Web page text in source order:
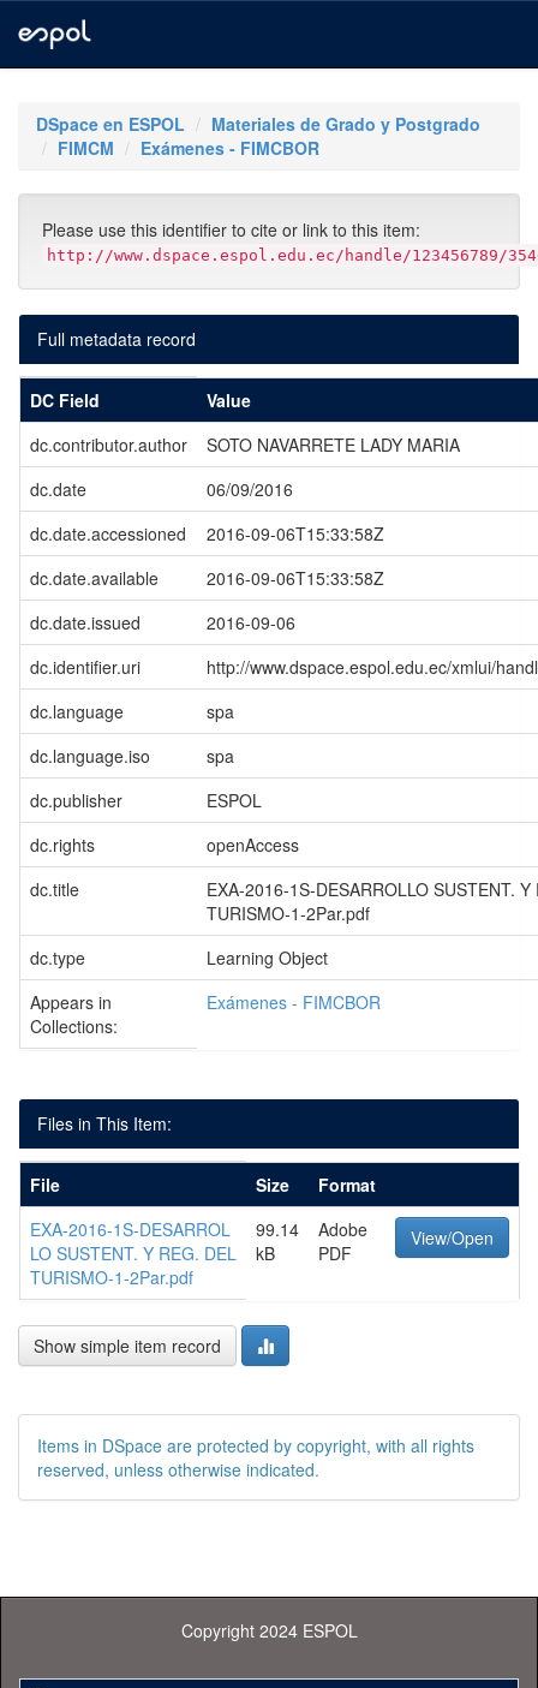
navigationDSpace en ESPOL
Materiales de Grado y Postgrado
FIMCM
Exámenes - FIMCBOR
Please use this identifier to cite or link to this item:
http://www.dspace.espol.edu.ec/handle/123456789/
Full metadata record
DC Field
Value
dc.contributor.author
SOTO NAVARRETE LADY MARIA
dc.date
06/09/2016
dc.date.accessioned
2016-09-06T15:33:58Z
dc.date.available
2016-09-06T15:33:58Z
dc.date.issued
2016-09-06
dc.identifier.uri
http://www.dspace.espol.edu.ec/xmlui/
dc.language
spa
dc.language.iso
spa
dc.publisher
ESPOL
dc.rights
openAccess
dc.title
EXA-2016-1S-DESARROLLO SUSTENT. Y
TURISMO-1-2Par.pdf
dc.type
Learning Object
Appears in
Collections:
Exámenes - FIMCBOR
Files in This Item:
File Size
Format
EXA-2016-1S-DESARROL
LO SUSTENT. Y REG. DEL
TURISMO-1-2Par.pdf
99.14
kB
Adobe
PDF
View/Open
Show simple item record
Items in DSpace are protected by copyright, with all rights
reserved, unless otherwise indicated.
Copyright 2024 ESPOL